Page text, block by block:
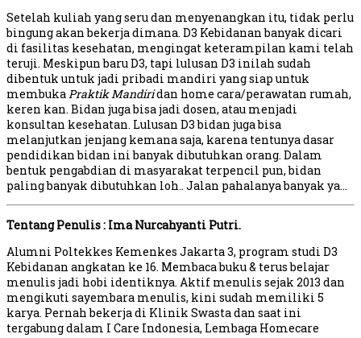
Setelah kuliah yang seru dan menyenangkan itu, tidak perlu
bingung akan bekerja dimana. D3 Kebidanan banyak dicari
di fasilitas kesehatan, mengingat keterampilan kami telah
teruji. Meskipun baru D3, tapi lulusan D3 inilah sudah
dibentuk untuk jadi pribadi mandiri yang siap untuk
membukaPraktik Mandiridan home cara/perawatan rumah,
keren kan. Bidan juga bisa jadi dosen, atau menjadi
konsultan kesehatan. Lulusan D3 bidan juga bisa
melanjutkan jenjang kemana saja, karena tentunya dasar
pendidikan bidan ini banyak dibutuhkan orang. Dalam
bentuk pengabdian di masyarakat terpencil pun, bidan
paling banyak dibutuhkan loh.. Jalan pahalanya banyak ya…
Tentang Penulis : Ima Nurcahyanti Putri.
Alumni Poltekkes Kemenkes Jakarta 3, program studi D3
Kebidanan angkatan ke 16. Membaca buku & terus belajar
menulis jadi hobi identiknya. Aktif menulis sejak 2013 dan
mengikuti sayembara menulis, kini sudah memiliki 5
karya. Pernah bekerja di Klinik Swasta dan saat ini
tergabung dalam I Care Indonesia, Lembaga Homecare